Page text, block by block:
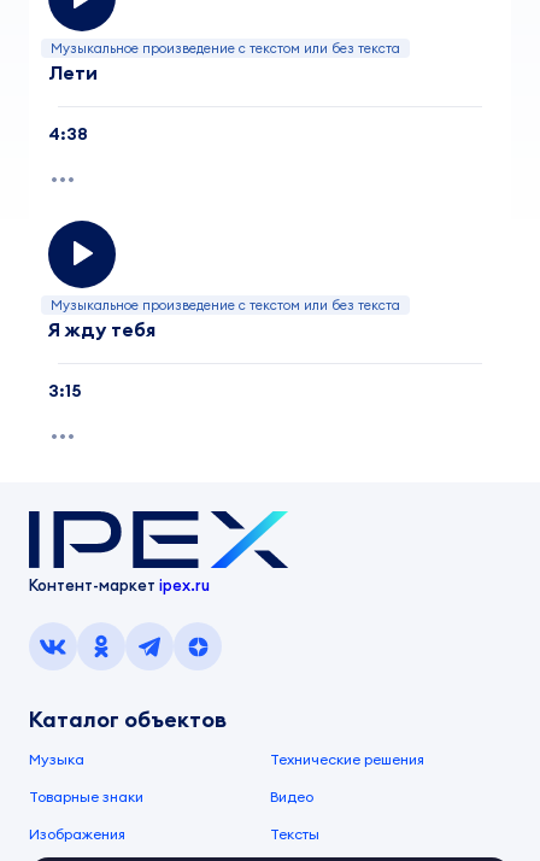
Музыкальное произведение с текстом или без текста
Лети
4:38
Музыкальное произведение с текстом или без текста
Я жду тебя
3:15
Контент-маркет ipex.ru
Каталог объектов
Музыка Технические решения
Товарные знаки Видео
Изображения Тексты